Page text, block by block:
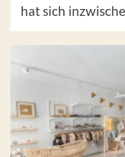
hat sich